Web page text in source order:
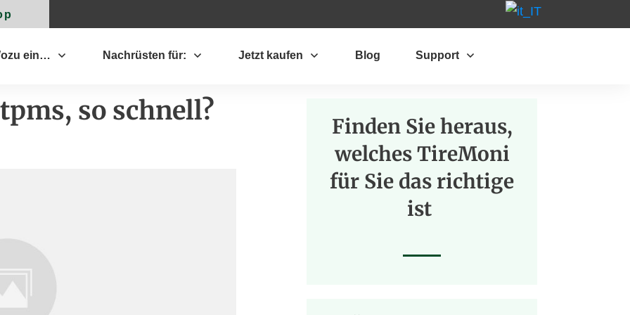
ein… Nachrüsten für: Jetzt kaufen Blog Support
so schnell?
Finden Sie heraus,
welches TireMoni
für Sie das richtige
ist